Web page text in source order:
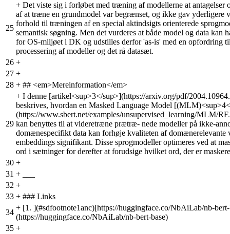
25
+ Det viste sig i forløbet med træning af modellerne at antagelser
af at træne en grundmodel var begrænset, og ikke gav yderligere
forhold til træningen af en special aktindsigts orienterede
semantisk søgning. Men det vurderes at både model og data kan
for OS-miljøet i DK og udstilles derfor 'as-is' med en opfordring
processering af modeller og det rå datasæt.
26 +
27 +
28 + ## <em>Mereinformation</em>
29
+ I denne [artikel<sup>3</sup>](https://arxiv.org/pdf/
beskrives, hvordan en Masked Language Model
(https://www.sbert.net/examples/unsupervised_learning/MLM/
kan benyttes til at videretræne prætræ- nede modeller på ikke-
domænespecifikt data kan forhøje kvaliteten af domænerelevante
embeddings signifikant. Disse sprogmodeller optimeres ved at
ord i sætninger for derefter at forudsige hvilket ord, der er
30 +
31 +
32 +
33 + ### Links
34
+ [1. ](#sdfootnote1anc)[https://huggingface.co/NbAiLab/nb-bert-
(https://huggingface.co/NbAiLab/nb-bert-base)
35 +